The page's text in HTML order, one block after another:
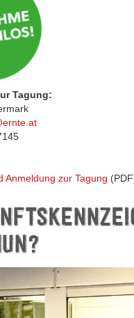
Tagung:
Anmeldung zur Tagung